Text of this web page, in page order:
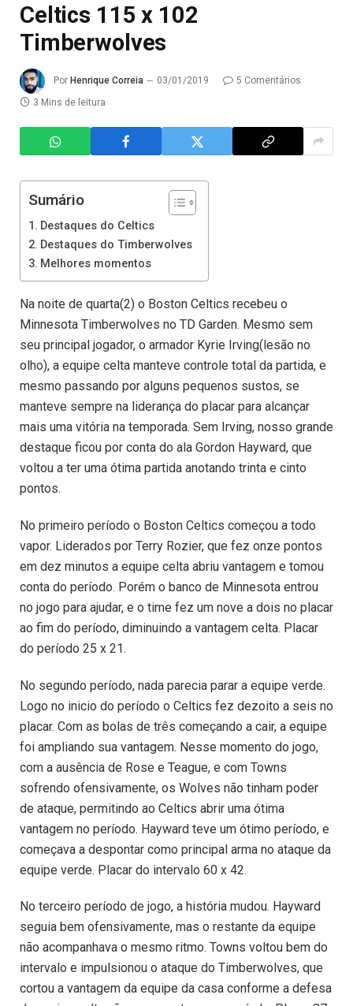
Celtics 115 x 102
Timberwolves
Por Henrique Correia 03/01/2019
5 Comentários
3 Mins de leitura
Sumário
Destaques do Celtics
Destaques do Timberwolves
Melhores momentos
Na noite de quarta(2) o Boston Celtics recebeu o
Minnesota Timberwolves no TD Garden. Mesmo sem
seu principal jogador, o armador Kyrie Irving(lesão no
olho), a equipe celta manteve controle total da partida, e
mesmo passando por alguns pequenos sustos, se
manteve sempre na liderança do placar para alcançar
mais uma vitória na temporada. Sem Irving, nosso grande
destaque ficou por conta do ala Gordon Hayward, que
voltou a ter uma ótima partida anotando trinta e cinto
pontos.
No primeiro período o Boston Celtics começou a todo
vapor. Liderados por Terry Rozier, que fez onze pontos
em dez minutos a equipe celta abriu vantagem e tomou
conta do período. Porém o banco de Minnesota entrou
no jogo para ajudar, e o time fez um nove a dois no placar
ao fim do período, diminuindo a vantagem celta. Placar
do período 25 x 21.
No segundo período, nada parecia parar a equipe verde.
Logo no inicio do período o Celtics fez dezoito a seis no
placar. Com as bolas de três começando a cair, a equipe
foi ampliando sua vantagem. Nesse momento do jogo,
com a ausência de Rose e Teague, e com Towns
sofrendo ofensivamente, os Wolves não tinham poder
de ataque, permitindo ao Celtics abrir uma ótima
vantagem no período. Hayward teve um ótimo período, e
começava a despontar como principal arma no ataque da
equipe verde. Placar do intervalo 60 x 42.
No terceiro período de jogo, a história mudou. Hayward
seguia bem ofensivamente, mas o restante da equipe
não acompanhava o mesmo ritmo. Towns voltou bem do
intervalo e impulsionou o ataque do Timberwolves, que
cortou a vantagem da equipe da casa conforme a defesa